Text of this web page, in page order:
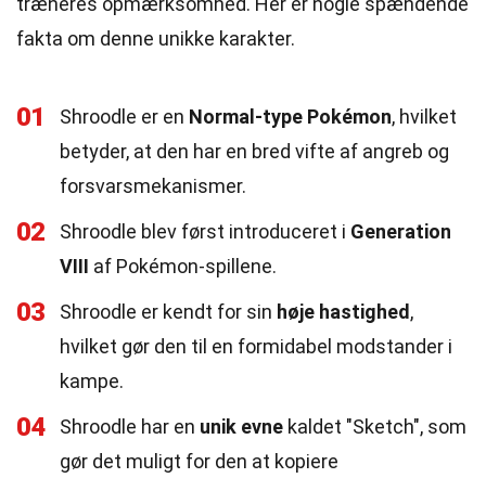
fakta om denne unikke karakter.
01 Shroodle er en Normal-type Pokémon, hvilket
betyder, at den har en bred vifte af angreb og
forsvarsmekanismer.
02 Shroodle blev først introduceret i Generation
VIII af Pokémon-spillene.
03 Shroodle er kendt for sin høje hastighed ,
hvilket gør den til en formidabel modstander i
kampe.
04 Shroodle har en unik evne kaldet "Sketch", som
gør det muligt for den at kopiere